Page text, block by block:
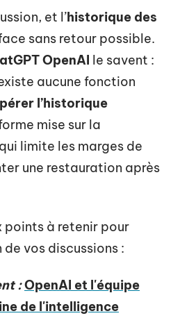
et l’historique des
sans retour possible.
OpenAI le savent :
aucune fonction
l’historique
mise sur la
limite les marges de
une restauration après
à retenir pour
vos discussions :
:OpenAI et l'équipe
de l'intelligence